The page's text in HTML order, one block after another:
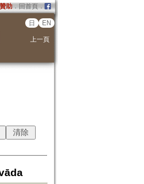
助．回首頁．
日 EN
上一頁